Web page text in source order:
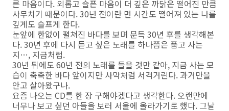
른 마음이다. 외롭고 슬픈 마음이 더 깊은 까닭은 떨어진 만큼
사무치기 때문이다. 30년 전이란 먼 시간도 떨어져 있는 나를
깊게도 슬프게 한다.
눈앞에 한없이 펼쳐진 바다를 보며 문득 30년 후를 생각해본
다. 30년 후에 다시 듣고 싶은 노래를 하나쯤은 품고 사는
지…, 지금처럼.
30년 뒤에도 60년 전의 노래를 들을 것만 같아, 지금 사는 모
습이 축축한 바다 앞이지만 사막처럼 서걱거린다. 과거만을
안고 살아왔구나.
요즘 나오는 CD를 한 장 구해야겠다고 생각한다. 오랜만에
너무나 보고 싶던 아들을 보러 서울에 올라가기로 했다. 그날